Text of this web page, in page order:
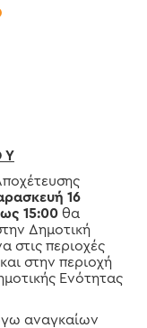
Υ
16
15:00θα
Δημοτική
στις περιοχές
στην περιοχή
Ενότητας
αναγκαίων